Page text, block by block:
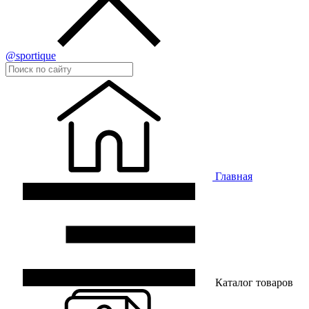
@sportique
Главная
Каталог товаров